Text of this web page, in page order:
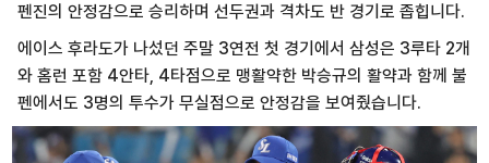
펜진의 안정감으로 승리하며 선두권과 격차도 반 경기로 좁힙니다.
에이스 후라도가 나섰던 주말 3연전 첫 경기에서 삼성은 3루타 2개
와 홈런 포함 4안타, 4타점으로 맹활약한 박승규의 활약과 함께 불
펜에서도 3명의 투수가 무실점으로 안정감을 보여줬습니다.